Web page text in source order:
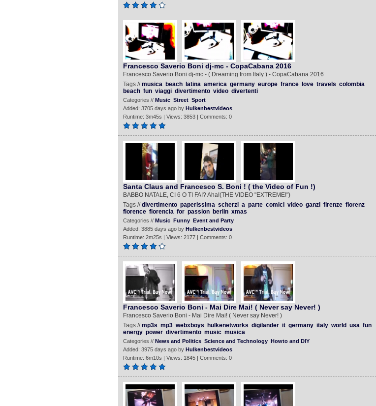
Francesco Saverio Boni dj-mc - CopaCabana 2016
Francesco Saverio Boni dj-mc - ( Dreaming from Italy ) - CopaCabana 2016
Tags //musica beach latina america germany europe france love travels colombia
beach fun viaggi divertimento video divertenti
Categories // Music Street Sport
Added: 3705 days ago by Hulkenbestvideos
Runtime: 3m45s | Views: 3853 | Comments: 0
Santa Claus and Francesco S. Boni ! ( the Video of Fun !)
BABBO NATALE, CI 6 O TI FAI? Aha!(THE VIDEO "EXTREME!")
Tags //divertimento paperissima scherzi a parte comici video ganzi firenze florenz
florence florencia for passion berlin xmas
Categories // Music Funny Event and Party
Added: 3885 days ago by Hulkenbestvideos
Runtime: 2m25s | Views: 2177 | Comments: 0
Francesco Saverio Boni - Mai Dire Mai! ( Never say Never! )
Francesco Saverio Boni - Mai Dire Mai! ( Never say Never! )
Tags //mp3s mp3 webxboys hulkenetworks digilander it germany italy world usa fun
energy power divertimento music musica
Categories // News and Politics Science and Technology Howto and DIY
Added: 3975 days ago by Hulkenbestvideos
Runtime: 6m10s | Views: 1845 | Comments: 0